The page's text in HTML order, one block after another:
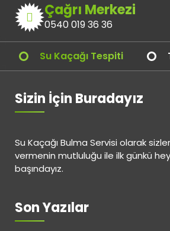
Çağrı Merkezi
0540 019 36 36
Su Kaçağı Tespiti
Sizin İçin Buradayız
Su Kaçağı Bulma Servisi olarak
vermenin mutluluğu ile ilk günkü
başındayız.
Son Yazılar